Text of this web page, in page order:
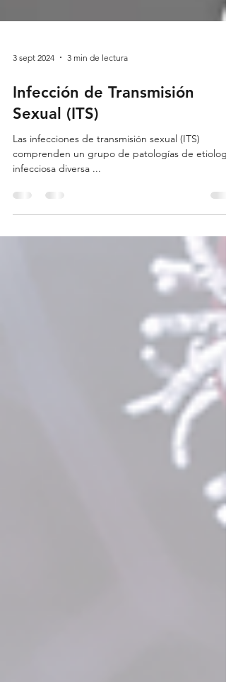
3 sept 2024 3 min de lectura
Infección de Transmisión
Sexual (ITS)
Las infecciones de transmisión sexual (ITS)
infecciosa diversa ...